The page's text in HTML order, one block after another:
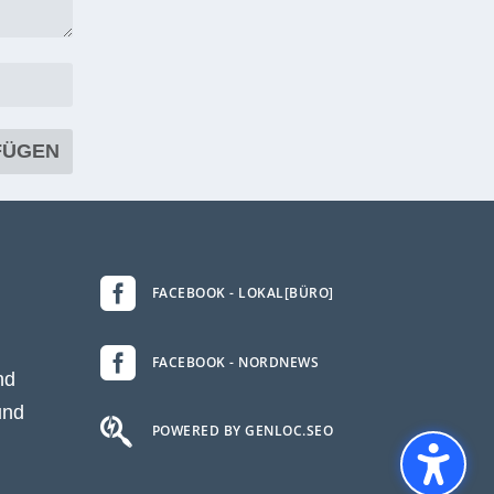
 FACEBOOK - LOKAL[BÜRO]
 FACEBOOK - NORDNEWS
 POWERED BY GENLOC.SEO